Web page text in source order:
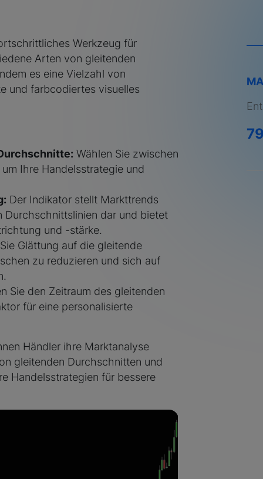
Werkzeug für
Arten von gleitenden
es eine Vielzahl von
und farbcodiertes visuelles
Wählen Sie zwischen
Ihre Handelsstrategie und
Der Indikator stellt Markttrends
dar und bietet
und -stärke.
Glättung auf die gleitende
zu reduzieren und sich auf
Sie den Zeitraum des gleitenden
für eine personalisierte
Händler ihre Marktanalyse
gleitenden Durchschnitten und
Handelsstrategien für bessere